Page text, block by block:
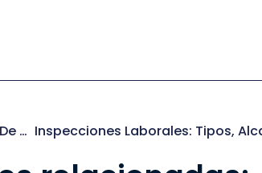
¿Qué Establece El Reglamento De Inspección Sobre Su Ámbito De Aplicación Y Principios Generales?